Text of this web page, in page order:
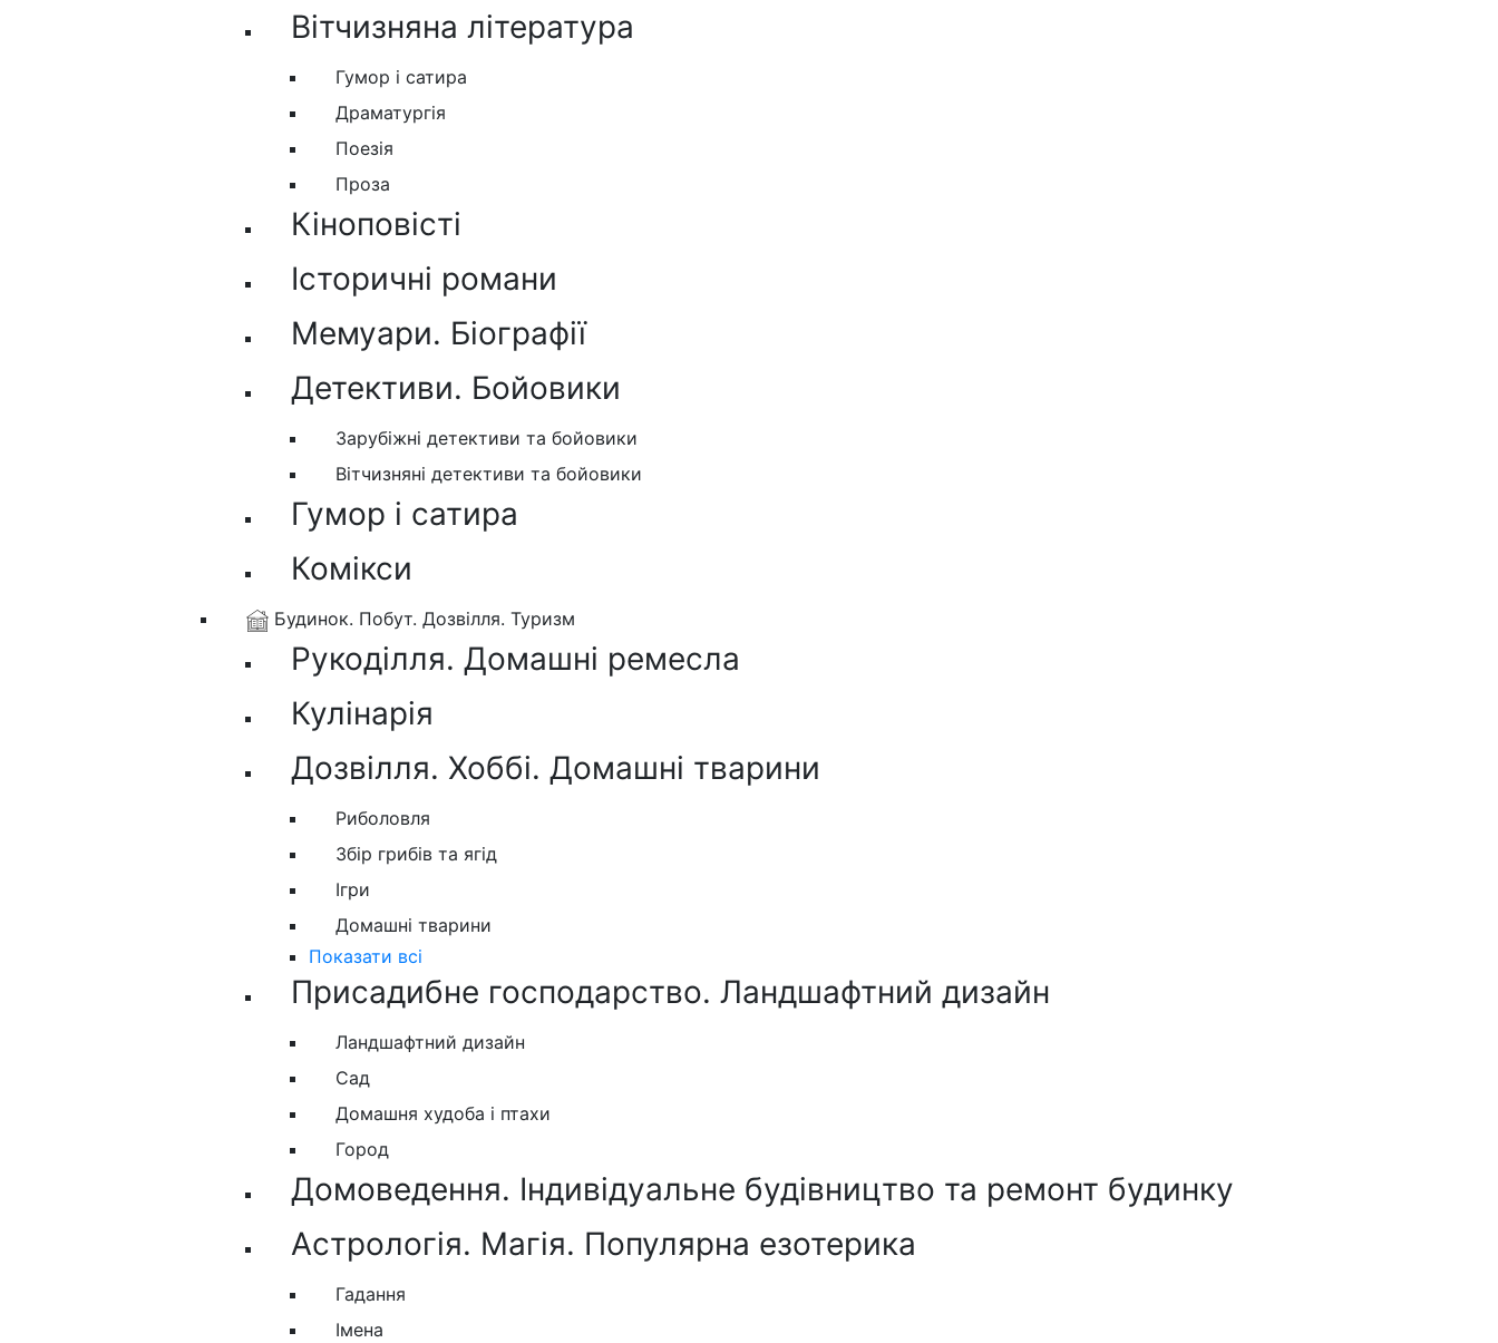
Вітчизняна література
Гумор і сатира
Драматургія
Поезія
Проза
Кіноповісті
Історичні романи
Мемуари. Біографії
Детективи. Бойовики
Зарубіжні детективи та бойовики
Вітчизняні детективи та бойовики
Гумор і сатира
Комікси
Будинок. Побут. Дозвілля. Туризм
Рукоділля. Домашні ремесла
Кулінарія
Дозвілля. Хоббі. Домашні тварини
Риболовля
Збір грибів та ягід
Ігри
Домашні тварини
Показати всі
Присадибне господарство. Ландшафтний дизайн
Ландшафтний дизайн
Сад
Домашня худоба і птахи
Город
Домоведення. Індивідуальне будівництво та ремонт будинку
Астрологія. Магія. Популярна езотерика
Гадання
Імена